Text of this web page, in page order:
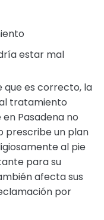
estar mal
que es correcto, la
tratamiento
Pasadena no
prescribe un plan
al pie
para su
afecta sus
por